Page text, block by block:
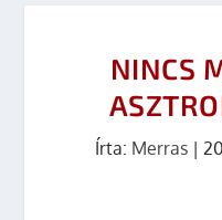
NINCS
Írta: Merras |